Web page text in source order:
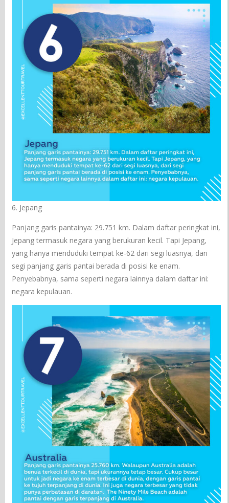
6. Jepang
Panjang garis pantainya: 29.751 km. Dalam daftar peringkat ini,
Jepang termasuk negara yang berukuran kecil. Tapi Jepang,
yang hanya menduduki tempat ke-62 dari segi luasnya, dari
segi panjang garis pantai berada di posisi ke enam.
Penyebabnya, sama seperti negara lainnya dalam daftar ini:
negara kepulauan.